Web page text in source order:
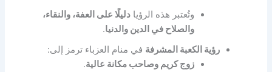
وتُعتبر هذه الرؤيادليلًا على العفة، والنقاء،
والصلاح في الدين والدنيا.
رؤية الكعبة المشرفة في منام العزباء ترمز إلى:
زوج كريم وصاحب مكانة عالية.